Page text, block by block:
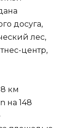
досуга,
лес,
центр,
км
на 148